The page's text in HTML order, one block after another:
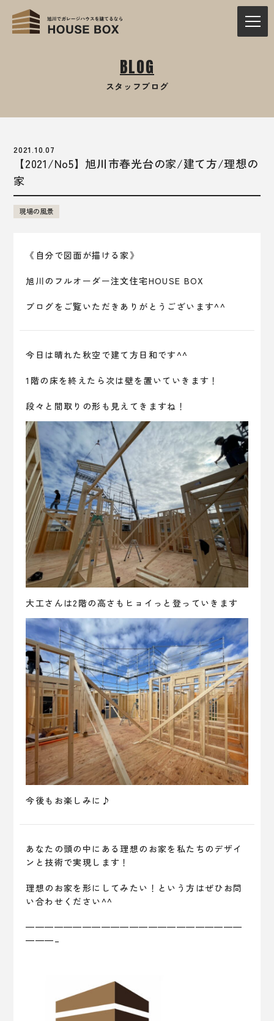
BLOG
スタッフブログ
2021.10.07
【2021/No5】旭川市春光台の家/建て方/理想の
家
現場の風景
《自分で図面が描ける家》
旭川のフルオーダー注文住宅HOUSE BOX
ブログをご覧いただきありがとうございます^^
今日は晴れた秋空で建て方日和です^^
1階の床を終えたら次は壁を置いていきます！
段々と間取りの形も見えてきますね！
大工さんは2階の高さもヒョイっと登っていきます
今後もお楽しみに♪
あなたの頭の中にある理想のお家を私たちのデザイ
ンと技術で実現します！
理想のお家を形にしてみたい！という方はぜひお問
い合わせください^^
———————————————————————
———–